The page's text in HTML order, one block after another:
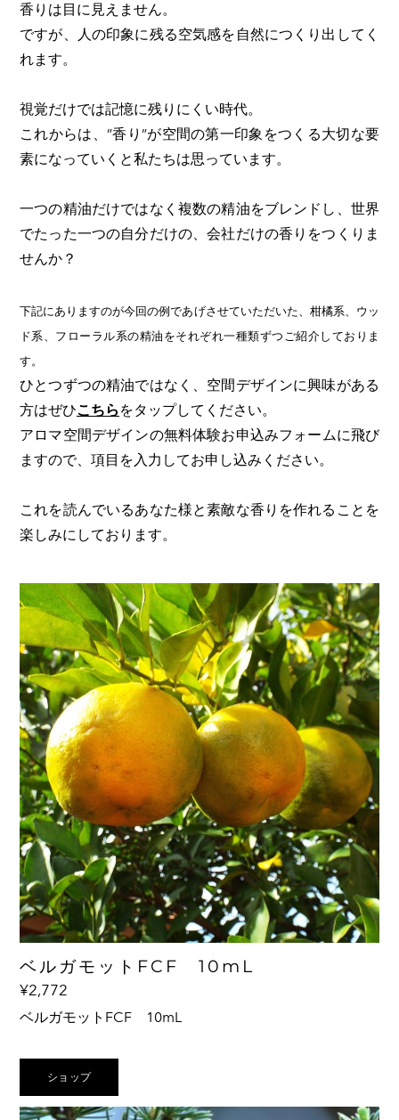
香りは目に見えません。
ですが、人の印象に残る空気感を自然につくり出してく
れます。
視覚だけでは記憶に残りにくい時代。
これからは、”香り”が空間の第一印象をつくる大切な要
素になっていくと私たちは思っています。
一つの精油だけではなく複数の精油をブレンドし、世界
でたった一つの自分だけの、会社だけの香りをつくりま
せんか？
下記にありますのが今回の例であげさせていただいた、柑橘系、ウッ
ド系、フローラル系の精油をそれぞれ一種類ずつご紹介しておりま
す。
ひとつずつの精油ではなく、空間デザインに興味がある
方はぜひこちら をタップしてください。
​アロマ空間デザインの無料体験お申込みフォームに飛び
ますので、項目を入力してお申し込みください。
これを読んでいるあなた様と素敵な香りを作れることを
楽しみにしております。
ベルガモットFCF 10mL
¥2,772
ベルガモットFCF 10mL
Citrus bergamia
ショップ